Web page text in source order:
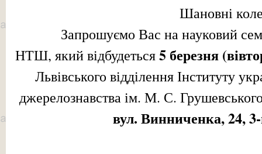
Шановні
Запрошуємо Вас на науковий
НТШ, який відбудеться5 березня
Львівського відділення Інституту
джерелознавства ім. М. С.
вул. Винниченка, 24,